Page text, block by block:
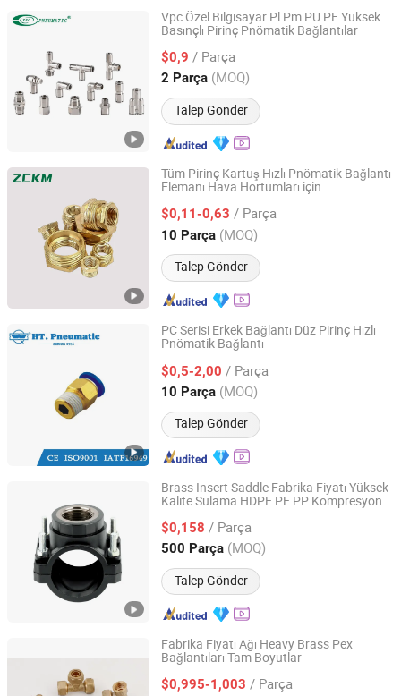
Vpc Özel Bilgisayar Pl Pm PU PE Yüksek
Basınçlı Pirinç Pnömatik Bağlantılar
$0,9 / Parça
2 Parça (MOQ)
Talep Gönder
Ningbo VPC Pneumatic Co., Ltd.
Zhejiang, China Fiyat 2015
Tüm Pirinç Kartuş Hızlı Pnömatik Bağlantı
Elemanı Hava Hortumları için
$0,11-0,63 / Parça
10 Parça (MOQ)
Talep Gönder
Yangzhou Zhuocheng Pneumatic Technology Co., Ltd
Jiangsu, China Fiyat 2024
PC Serisi Erkek Bağlantı Düz Pirinç Hızlı
Pnömatik Bağlantı
$0,5-2,00 / Parça
10 Parça (MOQ)
Talep Gönder
Wuxi Huatong Pneumatic Manufacture Co., Ltd.
Jiangsu, China Fiyat 2022
Brass Insert Saddle Fabrika Fiyatı Yüksek
Kalite Sulama HDPE PE PP Kompresyon
$0,158 / Parça
500 Parça (MOQ)
Talep Gönder
Ningbo Irriplast Irrigation Systems CO., LTD.
Zhejiang, China Fiyat 2020
Fabrika Fiyatı Ağı Heavy Brass Pex
Bağlantıları Tam Boyutlar
$0,995-1,003 / Parça
Ningbo Riteco Copper Co., Ltd.